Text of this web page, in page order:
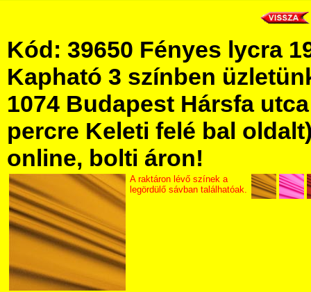
Kód: 39650 Fényes lycra
Kapható 3 színben
1074 Budapest Hársfa
percre Keleti felé bal
online, bolti áron!
A raktáron lévő színek a
legördülő sávban találhatóak.